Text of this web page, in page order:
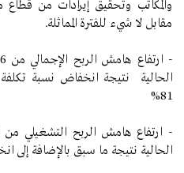
والمكاتب
مقابل لا شيء للفترة المماثلة.
الحالية نتيجة انخفاض نسبة تكلفة
81%
الحالية نتيجة ما سبق بالإضافة إلى